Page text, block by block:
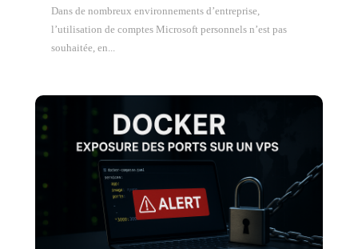
Dans de nombreux environnements d’entreprise,
l’utilisation de comptes Microsoft personnels n’est pas
souhaitée, en...